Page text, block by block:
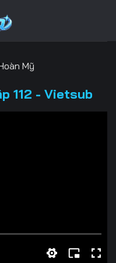
Mỹ
112 - Vietsub